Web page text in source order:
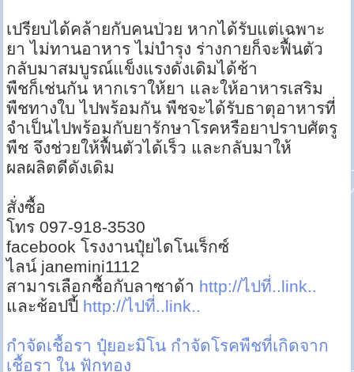
เปรียบได้คล้ายกับคนป่วย หากได้รับแต่เฉพาะ
ยา ไม่ทานอาหาร ไม่บำรุง ร่างกายก็จะฟื้นตัว
กลับมาสมบูรณ์แข็งแรงดังเดิมได้ช้า
พืชก็เช่นกัน หากเราให้ยา และให้อาหารเสริม
พืชทางใบ ไปพร้อมกัน พืชจะได้รับธาตุอาหารที่
จำเป็นไปพร้อมกับยารักษาโรคหรือยาปราบศัตรู
พืช จึงช่วยให้ฟื้นตัวได้เร็ว และกลับมาให้
ผลผลิตดีดังเดิม
สั่งซื้อ
โทร 097-918-3530
facebook โรงงานปุ๋ยไดโนเร็กซ์
ไลน์ janemini1112
สามารเลือกซื้อกับลาซาด้า http://ไปที่..link..
และช้อปปี้ http://ไปที่..link..
กำจัดเชื้อรา ปุ๋ยอะมิโน กำจัดโรคพืชที่เกิดจาก
เชื้อรา ใน ฟักทอง